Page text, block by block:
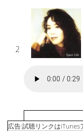
2
広告:試聴リンクは